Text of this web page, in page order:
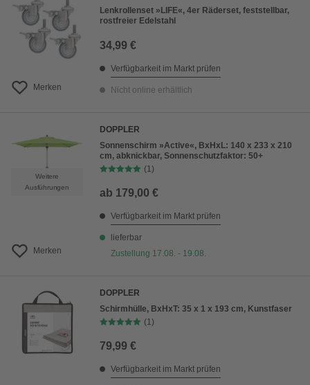
Bewertung
Merken
Lenkrollenset »LIFE«, 4er Räderset, feststellbar,
rostfreier Edelstahl
34,99 €
Verfügbarkeit im Markt prüfen
Nicht online erhältlich
Weitere
Ausführungen
Merken
DOPPLER
Sonnenschirm »Active«, BxHxL: 140 x 233 x 210
cm, abknickbar, Sonnenschutzfaktor: 50+
(1)
ab 179,00 €
Verfügbarkeit im Markt prüfen
lieferbar
Zustellung 17.08. - 19.08.
DOPPLER
Schirmhülle, BxHxT: 35 x 1 x 193 cm, Kunstfaser
(1)
79,99 €
Verfügbarkeit im Markt prüfen